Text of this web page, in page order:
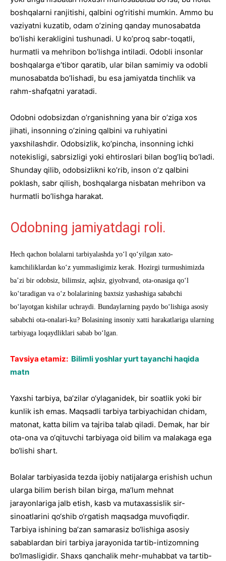
boshqalarni ranjitishi, qalbini og’ritishi mumkin. Ammo bu
vaziyatni kuzatib, odam o’zining qanday munosabatda
bo’lishi kerakligini tushunadi. U ko’proq sabr-toqatli,
hurmatli va mehribon bo’lishga intiladi. Odobli insonlar
boshqalarga e’tibor qaratib, ular bilan samimiy va odobli
munosabatda bo’lishadi, bu esa jamiyatda tinchlik va
rahm-shafqatni yaratadi.
Odobni odobsizdan o’rganishning yana bir o’ziga xos
jihati, insonning o’zining qalbini va ruhiyatini
yaxshilashdir. Odobsizlik, ko’pincha, insonning ichki
notekisligi, sabrsizligi yoki ehtiroslari bilan bog’liq bo’ladi.
Shunday qilib, odobsizlikni ko’rib, inson o’z qalbini
poklash, sabr qilish, boshqalarga nisbatan mehribon va
hurmatli bo’lishga harakat.
Odobning jamiyatdagi roli.
Hech qachon bolalarni tarbiyalashda yo‘l qo‘yilgan xato-
kamchiliklardan ko‘z yummasligimiz kerak. Hozirgi turmushimizda
ba’zi bir odobsiz, bilimsiz, aqlsiz, giyohvand, ota-onasiga qo‘l
ko‘taradigan va o‘z bolalarining baxtsiz yashashiga sababchi
bo‘layotgan kishilar uchraydi. Bundaylarning paydo bo‘lishiga asosiy
sababchi ota-onalari-ku? Bolasining insoniy xatti harakatlariga ularning
tarbiyaga loqaydliklari sabab bo‘lgan.
Tavsiya etamiz: Bilimli yoshlar yurt tayanchi haqida
matn
Yaxshi tarbiya, ba’zilar o‘ylaganidek, bir soatlik yoki bir
kunlik ish emas. Maqsadli tarbiya tarbiyachidan chidam,
matonat, katta bilim va tajriba talab qiladi. Demak, har bir
ota-ona va o‘qituvchi tarbiyaga oid bilim va malakaga ega
bo‘lishi shart.
Bolalar tarbiyasida tezda ijobiy natijalarga erishish uchun
ularga bilim berish bilan birga, ma’lum mehnat
jarayonlariga jalb etish, kasb va mutaxassislik sir-
sinoatlarini qo‘shib o‘rgatish maqsadga muvofiqdir.
Tarbiya ishining ba’zan samarasiz bo‘lishiga asosiy
sabablardan biri tarbiya jarayonida tartib-intizomning
bo‘lmasligidir. Shaxs qanchalik mehr-muhabbat va tartib-